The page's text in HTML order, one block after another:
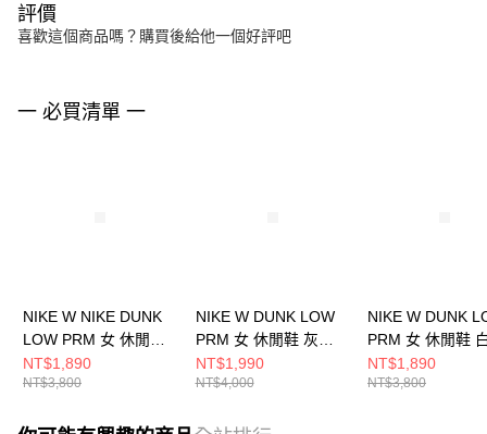
評價
喜歡這個商品嗎？購買後給他一個好評吧
一 必買清單 一
NIKE W NIKE DUNK
LOW PRM 女 休閒鞋
FB7910601
NT$1,890
NT$3,800
NIKE W DUNK LOW
PRM 女 休閒鞋 灰
FV6516001
NT$1,990
NT$4,000
NIKE W DUNK
PRM 女 休閒鞋
FB7910100
NT$1,890
NT$3,800